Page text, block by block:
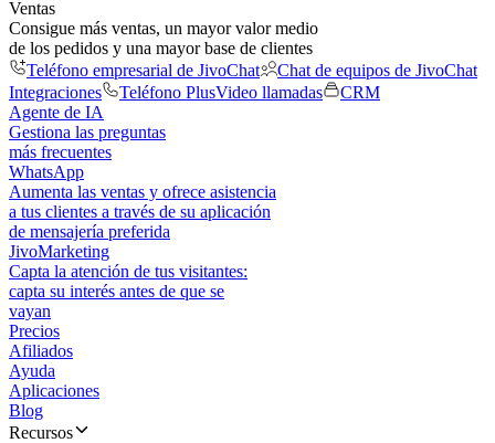
Ventas
Consigue más ventas, un mayor valor medio
de los pedidos y una mayor base de clientes
Teléfono empresarial de JivoChat
Chat de equipos de JivoChat
Integraciones
Teléfono PlusVideo llamadas
CRM
Agente de IA
Gestiona las preguntas
más frecuentes
WhatsApp
Aumenta las ventas y ofrece asistencia
a tus clientes a través de su aplicación
de mensajería preferida
JivoMarketing
Capta la atención de tus visitantes:
capta su interés antes de que se
vayan
Precios
Afiliados
Ayuda
Aplicaciones
Blog
Recursos